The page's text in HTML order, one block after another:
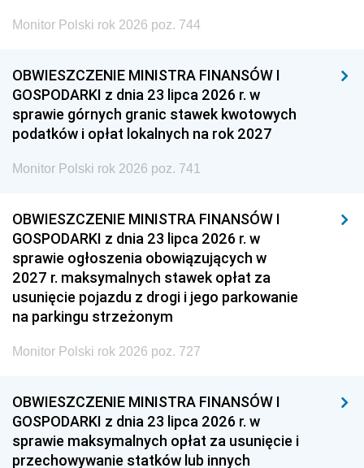
Monitor Polski rok 2026 poz. 744
OBWIESZCZENIE MINISTRA FINANSÓW I
GOSPODARKI z dnia 23 lipca 2026 r. w
sprawie górnych granic stawek kwotowych
podatków i opłat lokalnych na rok 2027
Monitor Polski rok 2026 poz. 741
OBWIESZCZENIE MINISTRA FINANSÓW I
GOSPODARKI z dnia 23 lipca 2026 r. w
sprawie ogłoszenia obowiązujących w
2027 r. maksymalnych stawek opłat za
usunięcie pojazdu z drogi i jego parkowanie
na parkingu strzeżonym
Monitor Polski rok 2026 poz. 727
OBWIESZCZENIE MINISTRA FINANSÓW I
GOSPODARKI z dnia 23 lipca 2026 r. w
sprawie maksymalnych opłat za usunięcie i
przechowywanie statków lub innych